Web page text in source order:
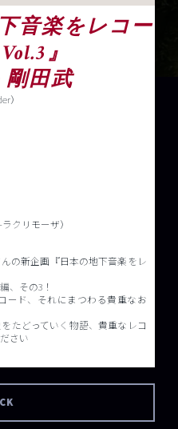
音楽をレコー
』
剛田武
）
クリモーザ）
の新企画『日本の地下音楽をレ
、その3！
ード、それにまつわる貴重なお
たどっていく物語、貴重なレコ
さい